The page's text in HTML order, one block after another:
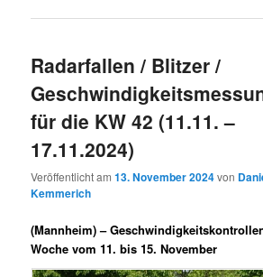
Radarfallen / Blitzer /
für die KW 42 (11.11. –
17.11.2024)
Veröffentlicht am13. November 2024von
Kemmerich
(Mannheim) –
Woche vom 11. bis 15. November